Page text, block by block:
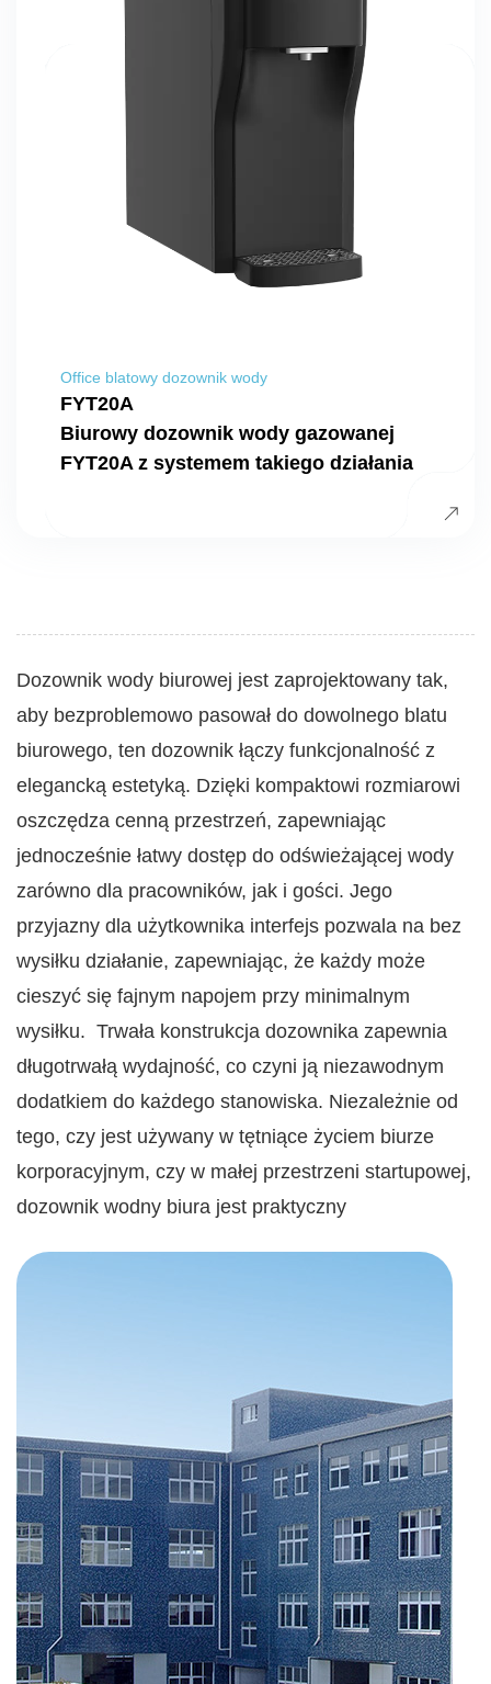
Office blatowy dozownik wody
FYT20A
Biurowy dozownik wody gazowanej
FYT20A z systemem takiego działania
Dozownik wody biurowej jest zaprojektowany tak,
aby bezproblemowo pasował do dowolnego blatu
biurowego, ten dozownik łączy funkcjonalność z
elegancką estetyką. Dzięki kompaktowi rozmiarowi
oszczędza cenną przestrzeń, zapewniając
jednocześnie łatwy dostęp do odświeżającej wody
zarówno dla pracowników, jak i gości. Jego
przyjazny dla użytkownika interfejs pozwala na bez
wysiłku działanie, zapewniając, że każdy może
cieszyć się fajnym napojem przy minimalnym
wysiłku. Trwała konstrukcja dozownika zapewnia
długotrwałą wydajność, co czyni ją niezawodnym
dodatkiem do każdego stanowiska. Niezależnie od
tego, czy jest używany w tętniące życiem biurze
korporacyjnym, czy w małej przestrzeni startupowej,
dozownik wodny biura jest praktyczny